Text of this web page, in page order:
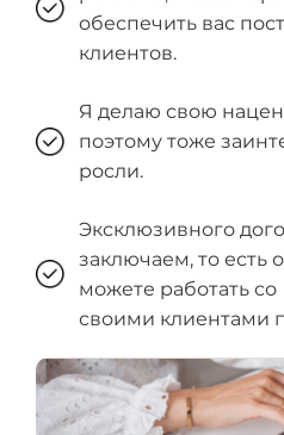
обеспечить вас
клиентов.
Я делаю свою
поэтому тоже
росли.
Эксклюзивного
заключаем, то есть
можете работать со
своими клиентами